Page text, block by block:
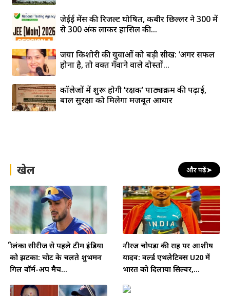
जेईई मेंस की रिजल्ट घोषित, कबीर छिल्लर ने 300 में
से 300 अंक लाकर हासिल की...
जया किशोरी की युवाओं को बड़ी सीख: ‘अगर सफल
होना है, तो वक्त गँवाने वाले दोस्तों...
कॉलेजों में शुरू होगी ‘रक्षक’ पाठ्यक्रम की पढ़ाई,
बाल सुरक्षा को मिलेगा मजबूत आधार
खेल और पढ़ें➤
श्रीलंका सीरीज से पहले टीम इंडिया
को झटका: चोट के चलते शुभमन
गिल वॉर्म-अप मैच...
नीरज चोपड़ा की राह पर आशीष
यादव: वर्ल्ड एथलेटिक्स U20 में
भारत को दिलाया सिल्वर,...